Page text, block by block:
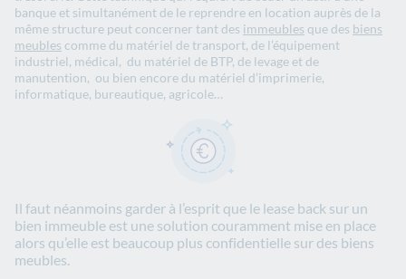
banque et simultanément de le reprendre en location auprès de la
même structure peut concerner tant des immeubles que des biens
meubles comme du matériel de transport, de l’équipement
industriel, médical, du matériel de BTP, de levage et de
manutention, ou bien encore du matériel d’imprimerie,
informatique, bureautique, agricole…
Il faut néanmoins garder à l’esprit que le lease back sur un
bien immeuble est une solution couramment mise en place
alors qu’elle est beaucoup plus confidentielle sur des biens
meubles.